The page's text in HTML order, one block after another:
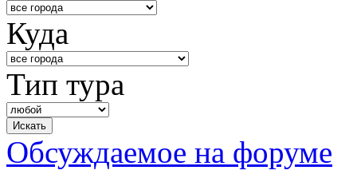
Куда
Тип тура
Обсуждаемое на форуме